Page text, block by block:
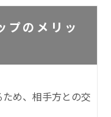
プのメリッ
め、相手方との交